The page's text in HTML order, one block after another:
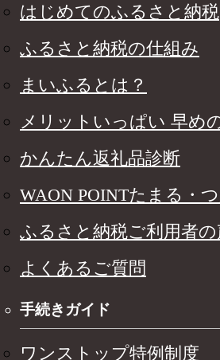
はじめてのふるさと納税
ふるさと納税の仕組み
まいふるとは？
メリットいっぱい 早め
かんたん返礼品診断
WAON POINTたまる・
ふるさと納税ご利用者の
よくあるご質問
手続きガイド
ワンストップ特例制度